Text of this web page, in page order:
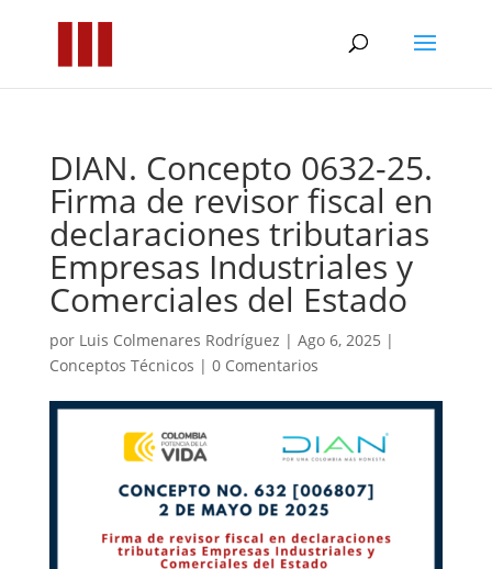
DIAN. Concepto 0632-25.
Firma de revisor fiscal en
declaraciones tributarias
Empresas Industriales y
Comerciales del Estado
por Luis Colmenares Rodríguez | Ago 6, 2025 |
Conceptos Técnicos | 0 Comentarios